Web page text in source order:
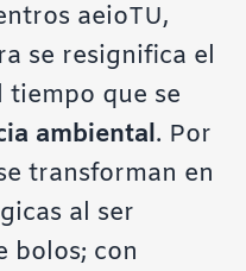
aeioTU,
se resignifica el
tiempo que se
ambiental. Por
transforman en
al ser
bolos; con